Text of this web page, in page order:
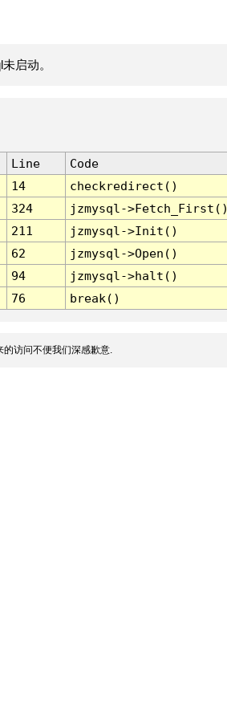
启动。
Line
Code
14
checkredirect()
324
jzmysql-
211
jzmysql->Init()
62
jzmysql->Open()
94
jzmysql->halt()
76 break()
访问不便我们深感歉意.